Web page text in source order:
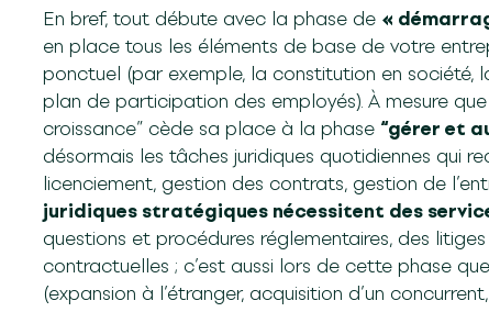
En bref, tout débute avec la phase de «
en place tous les éléments de base de votre
ponctuel (par exemple, la constitution en société,
plan de participation des employés). À mesure
croissance” cède sa place à la phase “gérer et
désormais les tâches juridiques quotidiennes qui
licenciement, gestion des contrats, gestion de
juridiques stratégiques nécessitent des
questions et procédures réglementaires, des
contractuelles ; c’est aussi lors de cette phase
(expansion à l’étranger, acquisition d’un